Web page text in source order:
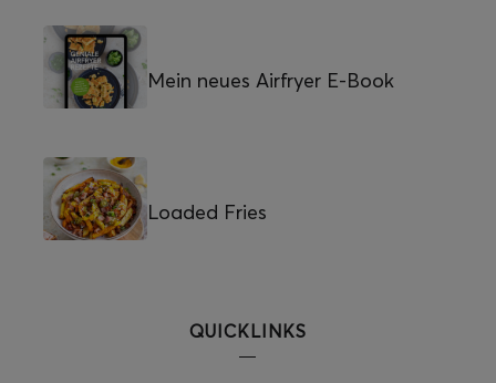
Mein neues Airfryer E-Book
Loaded Fries
QUICKLINKS